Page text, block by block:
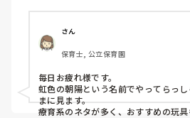
さん
保育士, 公立保育園
毎日お疲れ様です。
虹色の朝陽という名前でやってらっ
まに見ます。
療育系のネタが多く、おすすめの玩具